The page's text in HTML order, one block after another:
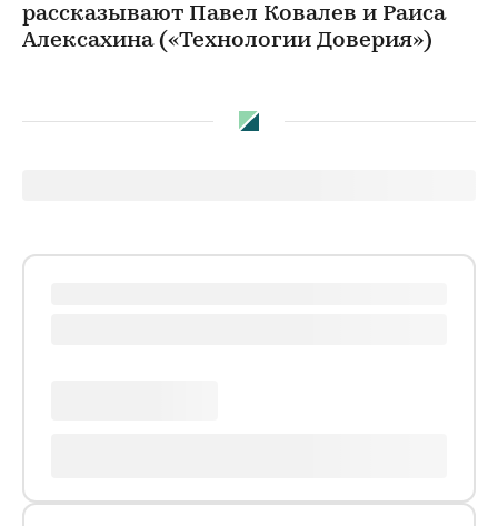
рассказывают Павел Ковалев и Раиса
Алексахина («Технологии Доверия»)